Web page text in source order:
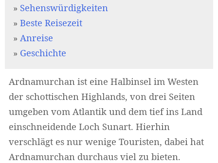
» Sehenswürdigkeiten
»Beste Reisezeit
»Anreise
» Geschichte
Ardnamurchan ist eine Halbinsel im Westen
der schottischen Highlands, von drei Seiten
umgeben vom Atlantik und dem tief ins Land
einschneidende Loch Sunart. Hierhin
verschlägt es nur wenige Touristen, dabei hat
Ardnamurchan durchaus viel zu bieten.